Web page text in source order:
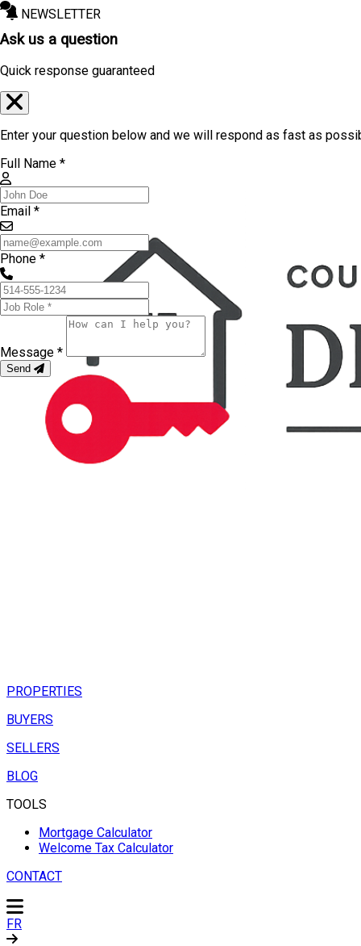
NEWSLETTER
PROPERTIES
BUYERS
SELLERS
BLOG
TOOLS
Mortgage Calculator
Welcome Tax Calculator
CONTACT
FR
Ask us a question
Quick response guaranteed
Enter your question below and we will respond as fast as
Full Name *
Email *
Phone *
Message *
Send